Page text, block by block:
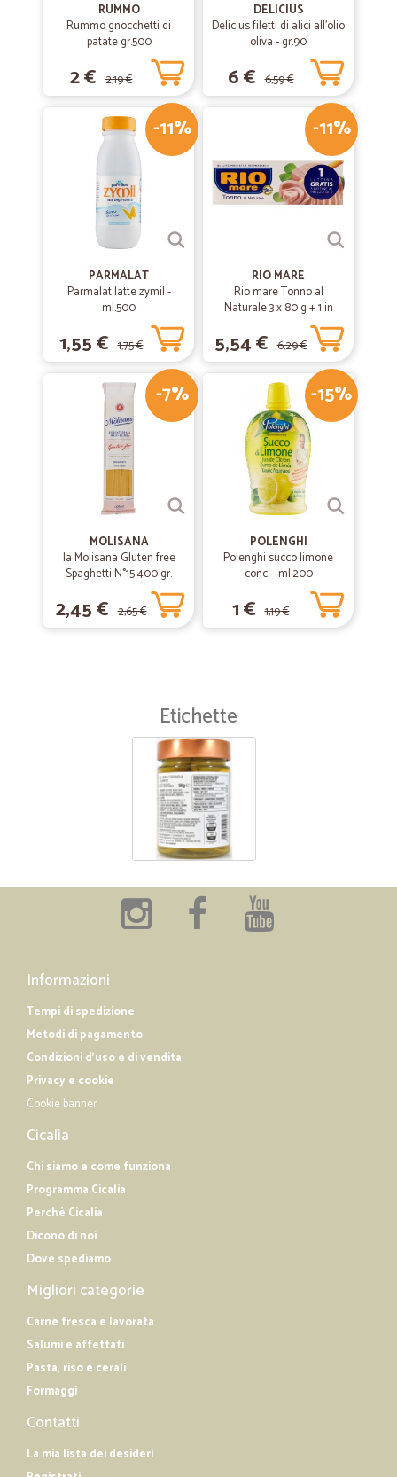
RUMMO
Rummo gnocchetti di
patate gr.500
2 € 2,19 €
DELICIUS
Delicius filetti di alici all'olio
oliva - gr.90
6 € 6,59 €
-11%
PARMALAT
Parmalat latte zymil -
ml.500
1,55 € 1,75 €
-11%
RIO MARE
Rio mare Tonno al
Naturale 3 x 80 g + 1 in
5,54 € 6,29 €
-7%
MOLISANA
la Molisana Gluten free
Spaghetti N°15 400 gr.
2,45 € 2,65 €
-15%
POLENGHI
Polenghi succo limone
conc. - ml.200
1 € 1,19 €
Etichette
Informazioni
Tempi di spedizione
Metodi di pagamento
Condizioni d'uso e di vendita
Privacy e cookie
Cookie banner
Cicalia
Chi siamo e come funziona
Programma Cicalia
Perché Cicalia
Dicono di noi
Dove spediamo
Migliori categorie
Carne fresca e lavorata
Salumi e affettati
Pasta, riso e cerali
Formaggi
Contatti
La mia lista dei desideri